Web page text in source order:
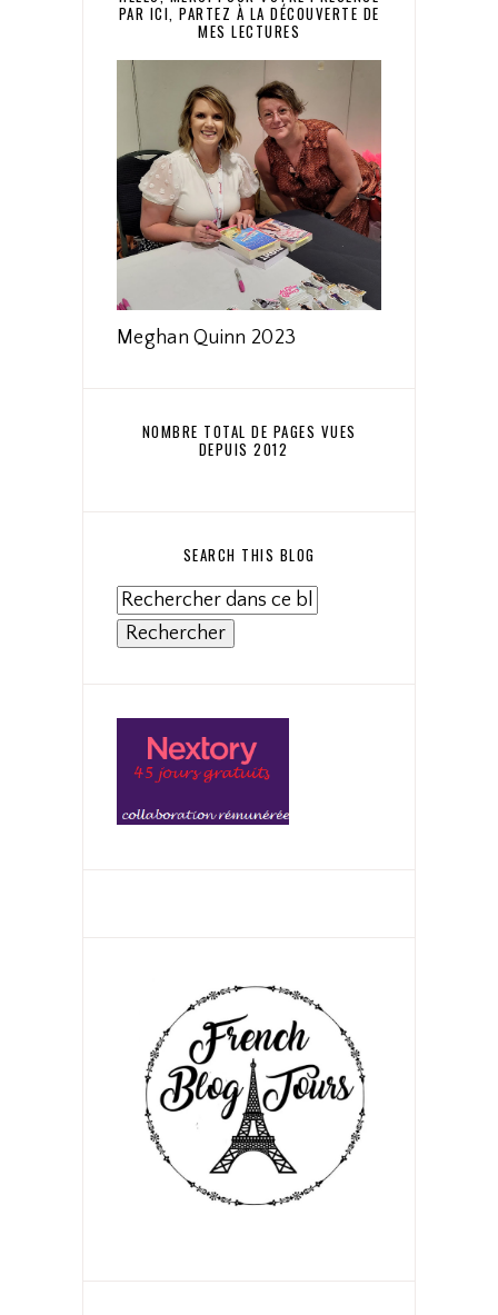
PAR ICI, PARTEZ À LA DÉCOUVERTE DE
MES LECTURES
Meghan Quinn 2023
NOMBRE TOTAL DE PAGES VUES
DEPUIS 2012
SEARCH THIS BLOG